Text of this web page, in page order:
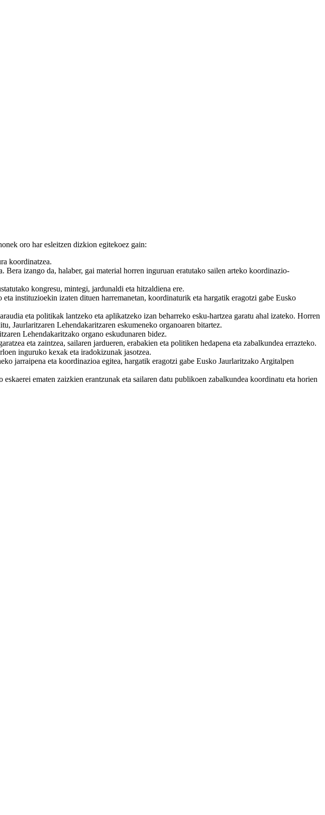
oro har esleitzen dizkion egitekoez gain:
koordinatzea.
Bera izango da, halaber, gai material horren inguruan eratutako sailen arteko koordinazio-
kongresu, mintegi, jardunaldi eta hitzaldiena ere.
instituzioekin izaten dituen harremanetan, koordinaturik eta hargatik eragotzi gabe Eusko
eta politikak lantzeko eta aplikatzeko izan beharreko esku-hartzea garatu ahal izateko. Horren
Jaurlaritzaren Lehendakaritzaren eskumeneko organoaren bitartez.
Lehendakaritzako organo eskudunaren bidez.
eta zaintzea, sailaren jardueren, erabakien eta politiken hedapena eta zabalkundea errazteko.
inguruko kexak eta iradokizunak jasotzea.
jarraipena eta koordinazioa egitea, hargatik eragotzi gabe Eusko Jaurlaritzako Argitalpen
ematen zaizkien erantzunak eta sailaren datu publikoen zabalkundea koordinatu eta horien